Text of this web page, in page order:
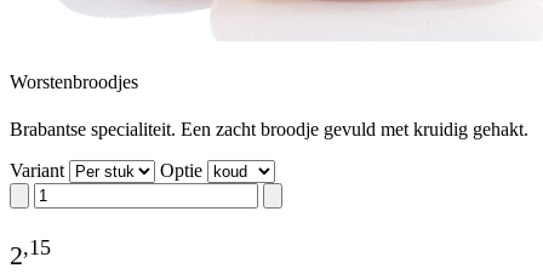
Worstenbroodjes
Brabantse specialiteit. Een zacht broodje gevuld met kruidig gehakt.
Variant
Optie
2,15